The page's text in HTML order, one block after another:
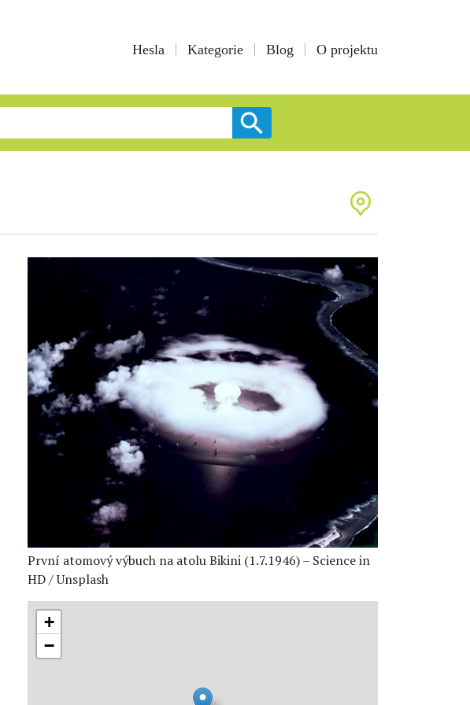
Hesla Kategorie Blog O projektu
První atomový výbuch na atolu Bikini (1.7.1946) – Science in
HD / Unsplash
+
−